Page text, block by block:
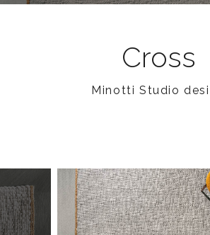
Cross
Minotti Studio